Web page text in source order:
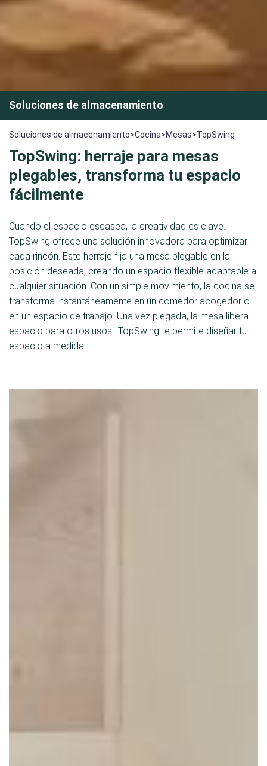
Soluciones de almacenamiento
Soluciones de almacenamiento>Cocina>Mesas>TopSwing
TopSwing: herraje para mesas
plegables, transforma tu espacio
fácilmente
Cuando el espacio escasea, la creatividad es clave.
TopSwing ofrece una solución innovadora para optimizar
cada rincón. Este herraje fija una mesa plegable en la
posición deseada, creando un espacio flexible adaptable a
cualquier situación. Con un simple movimiento, la cocina se
transforma instantáneamente en un comedor acogedor o
en un espacio de trabajo. Una vez plegada, la mesa libera
espacio para otros usos. ¡TopSwing te permite diseñar tu
espacio a medida!